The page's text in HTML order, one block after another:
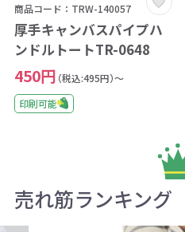
商品コード：TRW-140057
厚手キャンバスパイプハ
ンドルトートTR-0648
450円 （税込:495円）～
印刷可能
売れ筋ランキング